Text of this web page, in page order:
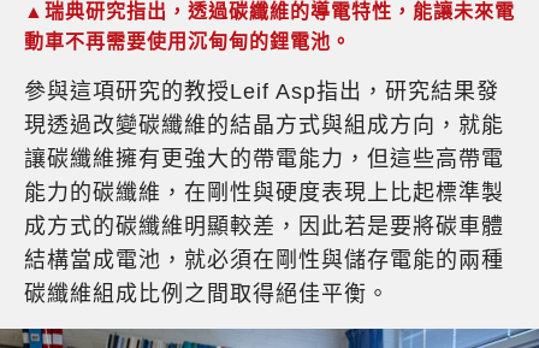
▲瑞典研究指出，透過碳纖維的導電特性，能讓未來電
動車不再需要使用沉甸甸的鋰電池。
參與這項研究的教授Leif Asp指出，研究結果發
現透過改變碳纖維的結晶方式與組成方向，就能
讓碳纖維擁有更強大的帶電能力，但這些高帶電
能力的碳纖維，在剛性與硬度表現上比起標準製
成方式的碳纖維明顯較差，因此若是要將碳車體
結構當成電池，就必須在剛性與儲存電能的兩種
碳纖維組成比例之間取得絕佳平衡。